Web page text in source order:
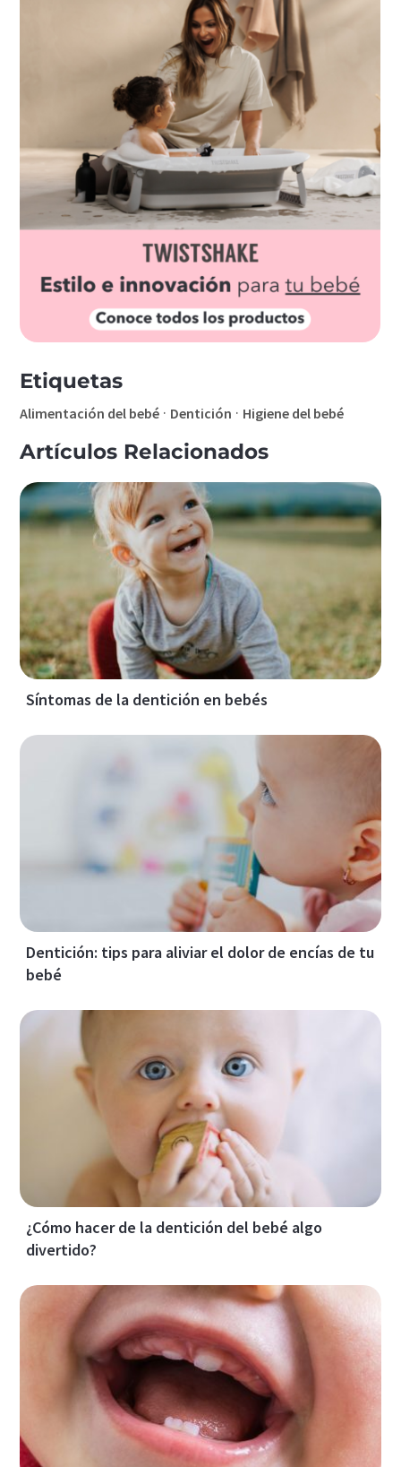
Etiquetas
Alimentación del bebé · Dentición · Higiene del bebé
Artículos Relacionados
Síntomas de la dentición en bebés
Dentición: tips para aliviar el dolor de encías de tu
bebé
¿Cómo hacer de la dentición del bebé algo
divertido?